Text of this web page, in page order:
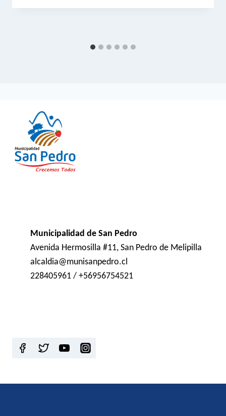
Municipalidad de San Pedro
Avenida Hermosilla #11, San Pedro de Melipilla
alcaldia@munisanpedro.cl
228405961 / +56956754521